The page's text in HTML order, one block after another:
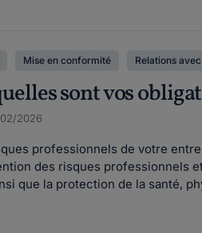
Mise en conformité Relations
sont vos
2026
professionnels de votre
des risques professionnels
que la protection de la santé,